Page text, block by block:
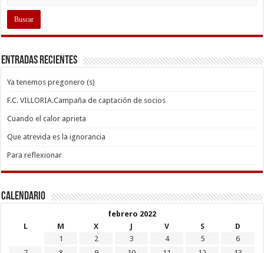
Entradas recientes
Ya tenemos pregonero (s)
F.C. VILLORIA.Campaña de captación de socios
Cuando el calor aprieta
Que atrevida es la ignorancia
Para reflexionar
Calendario
febrero 2022
L
M X J V S
D
1
2 3 4 5
6